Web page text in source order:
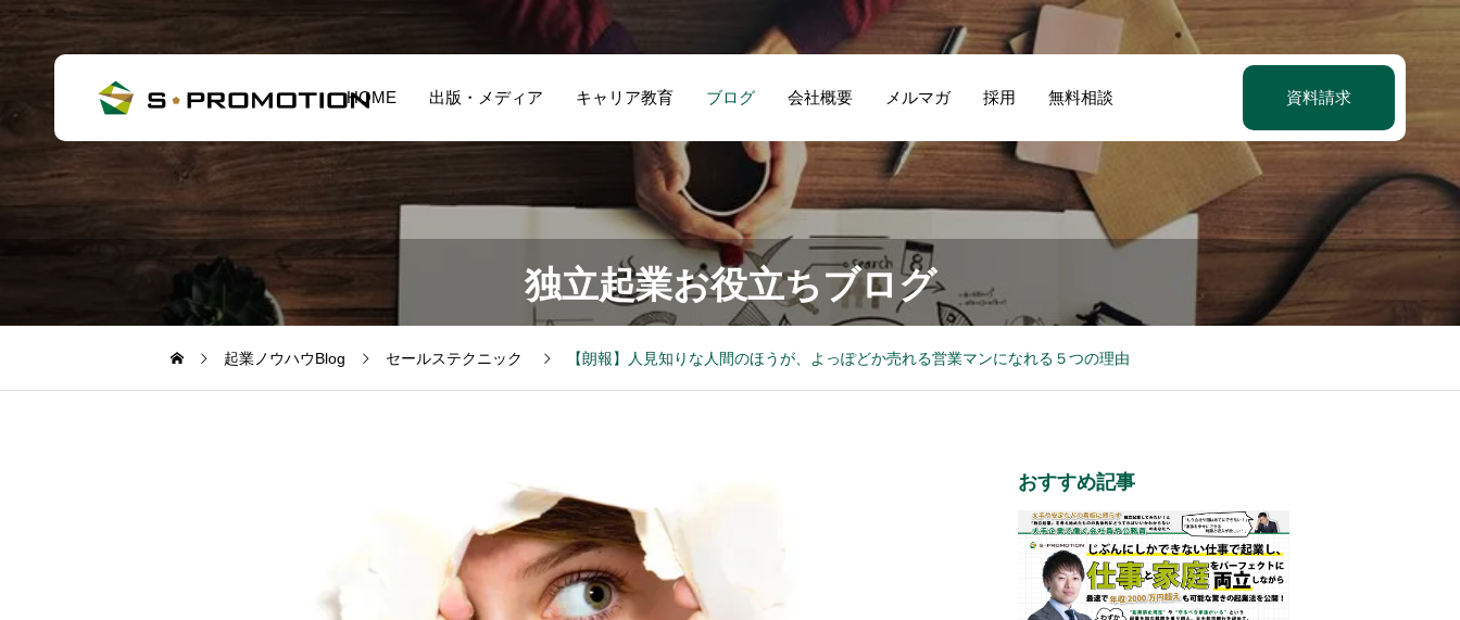
HOME 出版・メディア キャリア教育 ブログ 会社概要 メルマガ 採用 無料相談 資料請求
独立起業お役立ちブログ
起業ノウハウBlog セールステクニック 【朗報】人見知りな人間のほうが、よっぽどか売れる営業マンになれる５つの理由
おすすめ記事